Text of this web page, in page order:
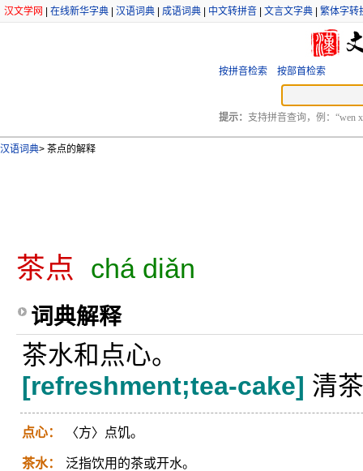
汉文学网 在线新华字典 汉语词典 成语词典 中文转拼音 文言文字典 繁体字转
按拼音检索 按部首检索
提示： 支持拼音查询，例：“wen
汉语词典> 茶点的解释
茶点 chá diǎn
词典解释
茶水和点心。
[refreshment;tea-cake] 清
点心： 〈方〉点饥。
茶水： 泛指饮用的茶或开水。